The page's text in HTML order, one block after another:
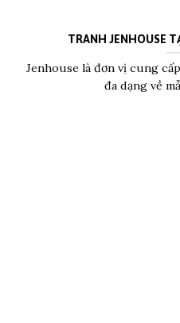
TRANH JENHOUSE
Jenhouse là đơn vị cung
đa dạng về